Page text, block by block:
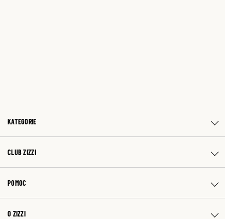
KATEGORIE
CLUB ZIZZI
POMOC
O ZIZZI